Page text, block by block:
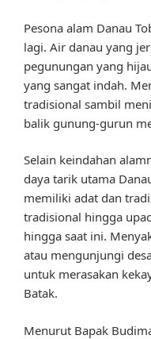
Pesona alam Danau
lagi. Air danau yang
pegunungan yang
yang sangat indah.
tradisional sambil
balik gunung-gurun
Selain keindahan
daya tarik utama
memiliki adat dan
tradisional hingga
hingga saat ini.
atau mengunjungi
untuk merasakan
Batak.
Menurut Bapak